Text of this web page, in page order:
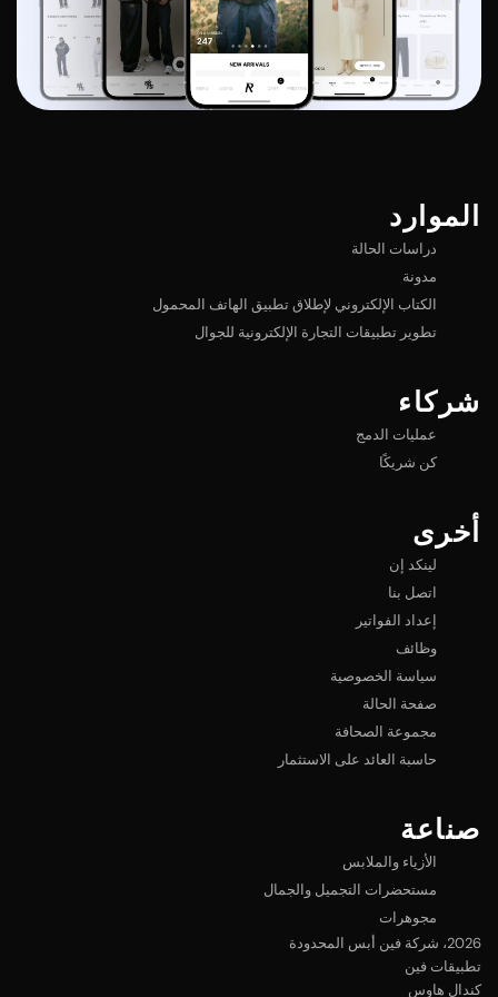
الموارد
دراسات الحالة
مدونة
الكتاب الإلكتروني لإطلاق تطبيق الهاتف المحمول
تطوير تطبيقات التجارة الإلكترونية للجوال
شركاء
عمليات الدمج
كن شريكًا
أخرى
لينكد إن
اتصل بنا
إعداد الفواتير
وظائف
سياسة الخصوصية
صفحة الحالة
مجموعة الصحافة
حاسبة العائد على الاستثمار
صناعة
الأزياء والملابس
مستحضرات التجميل والجمال
مجوهرات
2026، شركة فين أبس المحدودة
تطبيقات فين
كندال هاوس